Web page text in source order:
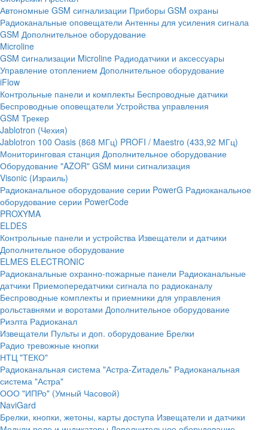
Автономные GSM сигнализации Приборы GSM охраны
Радиоканальные оповещатели Антенны для усиления сигнала
GSM Дополнительное оборудование
Microline
GSM cигнализации Microline Радиодатчики и аксессуары
Управление отоплением Дополнительное оборудование
iFlow
Контрольные панели и комплекты Беспроводные датчики
Беспроводные оповещатели Устройства управления
GSM Трекер
Jablotron (Чехия)
Jablotron 100 Oasis (868 МГц) PROFI / Maestro (433,92 МГц)
Мониторинговая станция Дополнительное оборудование
Оборудование "AZOR" GSM мини сигнализация
Visonic (Израиль)
Радиоканальное оборудование серии PowerG Радиоканальное
оборудование серии PowerCode
PROXYMA
ELDES
Контрольные панели и устройства Извещатели и датчики
Дополнительное оборудование
ELMES ELECTRONIC
Радиоканальные охранно-пожарные панели Радиоканальные
датчики Приемопередатчики сигнала по радиоканалу
Беспроводные комплекты и приемники для управления
рольставнями и воротами Дополнительное оборудование
Риэлта Радиоканал
Извещатели Пульты и доп. оборудование Брелки
Радио тревожные кнопки
НТЦ "ТЕКО"
Радиоканальная система "Астра-Zитадель" Радиоканальная
система "Астра"
ООО "ИПРо" (Умный Часовой)
NaviGard
Брелки, кнопки, жетоны, карты доступа Извещатели и датчики